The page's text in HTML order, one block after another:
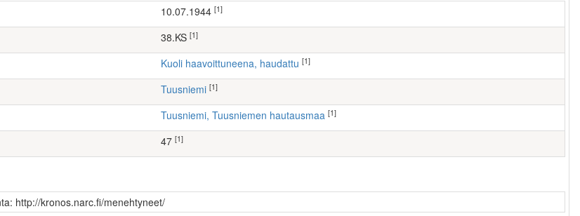
10.07.1944 [1]
38.KS [1]
Kuoli haavoittuneena, haudattu [1]
Tuusniemi [1]
Tuusniemi, Tuusniemen hautausmaa [1]
47 [1]
http://kronos.narc.fi/menehtyneet/